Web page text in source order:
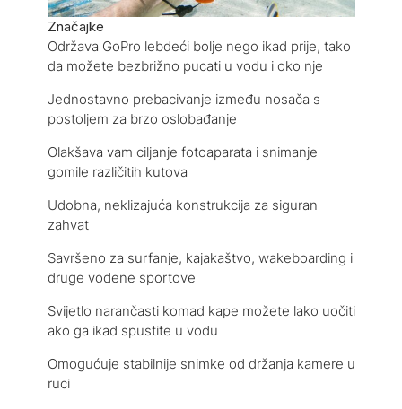
Značajke
Održava GoPro lebdeći bolje nego ikad prije, tako
da možete bezbrižno pucati u vodu i oko nje
Jednostavno prebacivanje između nosača s
postoljem za brzo oslobađanje
Olakšava vam ciljanje fotoaparata i snimanje
gomile različitih kutova
Udobna, neklizajuća konstrukcija za siguran
zahvat
Savršeno za surfanje, kajakaštvo, wakeboarding i
druge vodene sportove
Svijetlo narančasti komad kape možete lako uočiti
ako ga ikad spustite u vodu
Omogućuje stabilnije snimke od držanja kamere u
ruci